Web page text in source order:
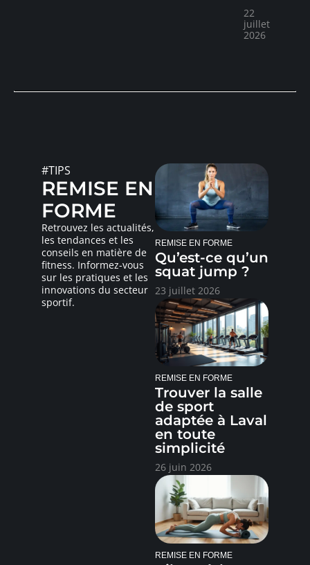
22
juillet
2026
#TIPS
REMISE EN
FORME
Retrouvez les actualités,
les tendances et les
conseils en matière de
fitness. Informez-vous
sur les pratiques et les
innovations du secteur
sportif.
REMISE EN FORME
Qu’est-ce qu’un
squat jump ?
23 juillet 2026
REMISE EN FORME
Trouver la salle
de sport
adaptée à Laval
en toute
simplicité
26 juin 2026
REMISE EN FORME